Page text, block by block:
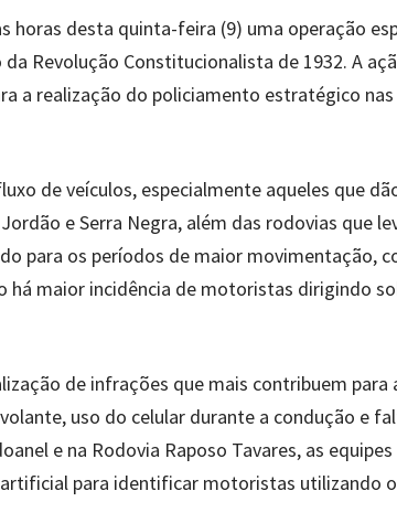
desta quinta-feira (9) uma operação
Revolução Constitucionalista de 1932. A
a realização do policiamento estratégico nas
de veículos, especialmente aqueles que
e Serra Negra, além das rodovias que
para os períodos de maior movimentação,
há maior incidência de motoristas dirigindo
de infrações que mais contribuem para
uso do celular durante a condução e
e na Rodovia Raposo Tavares, as
para identificar motoristas utilizando